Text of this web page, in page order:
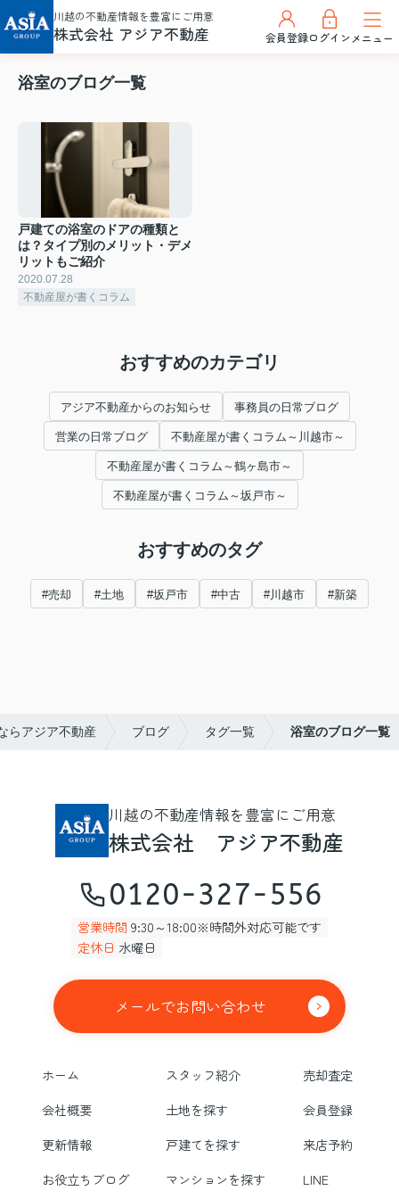
川越の不動産情報を豊富にご用意
株式会社 アジア不動産 会員登録ログインメニュー
浴室のブログ一覧
戸建ての浴室のドアの種類と
は？タイプ別のメリット・デメ
リットもご紹介
2020.07.28
不動産屋が書くコラム
おすすめのカテゴリ
アジア不動産からのお知らせ 事務員の日常ブログ
営業の日常ブログ 不動産屋が書くコラム～川越市～
不動産屋が書くコラム～鶴ヶ島市～
不動産屋が書くコラム～坂戸市～
おすすめのタグ
#売却 #土地 #坂戸市 #中古 #川越市 #新築
らアジア不動産 ブログ タグ一覧 浴室のブログ一覧
川越の不動産情報を豊富にご用意
株式会社 アジア不動産
0120-327-556
営業時間 9:30～18:00※時間外対応可能です
定休日 水曜日
メールでお問い合わせ
ホーム スタッフ紹介
売却査定
会社概要
土地を探す
会員登録
更新情報
戸建てを探す
来店予約
お役立ちブログ
マンションを探す LINE